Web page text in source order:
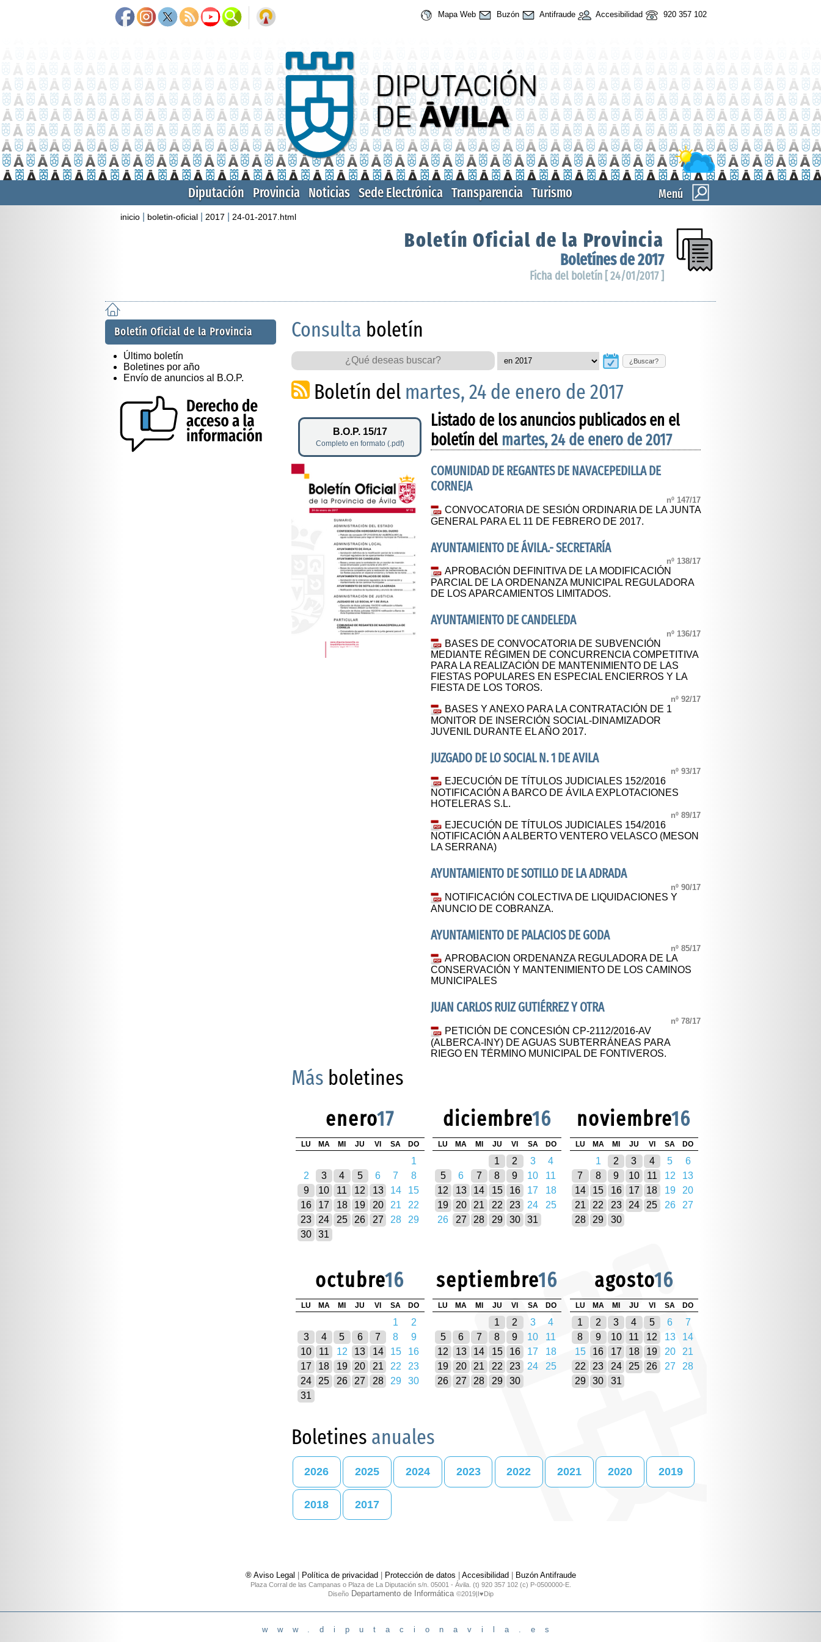
Mapa Web Buzón Antifraude Accesibilidad 920 357 102
Menú
Diputación Provincia Noticias Sede Electrónica Transparencia Turismo
inicio boletin-oficial 2017 24-01-2017.html
Boletín Oficial de la Provincia
Boletínes de 2017
Ficha del boletín [ 24/01/2017 ]
Boletín Oficial de la Provincia
Último boletín
Boletines por año
Envío de anuncios al B.O.P.
Consulta boletín
¿Buscar?
Boletín del martes, 24 de enero de 2017
B.O.P. 15/17
Completo en formato (.pdf)
Listado de los anuncios publicados en el
boletín del martes, 24 de enero de 2017
COMUNIDAD DE REGANTES DE NAVACEPEDILLA DE
CORNEJA
nº 147/17
CONVOCATORIA DE SESIÓN ORDINARIA DE LA JUNTA
GENERAL PARA EL 11 DE FEBRERO DE 2017.
AYUNTAMIENTO DE ÁVILA.- SECRETARÍA
nº 138/17
APROBACIÓN DEFINITIVA DE LA MODIFICACIÓN
PARCIAL DE LA ORDENANZA MUNICIPAL REGULADORA
DE LOS APARCAMIENTOS LIMITADOS.
AYUNTAMIENTO DE CANDELEDA
nº 136/17
BASES DE CONVOCATORIA DE SUBVENCIÓN
MEDIANTE RÉGIMEN DE CONCURRENCIA COMPETITIVA
PARA LA REALIZACIÓN DE MANTENIMIENTO DE LAS
FIESTAS POPULARES EN ESPECIAL ENCIERROS Y LA
FIESTA DE LOS TOROS.
nº 92/17
BASES Y ANEXO PARA LA CONTRATACIÓN DE 1
MONITOR DE INSERCIÓN SOCIAL-DINAMIZADOR
JUVENIL DURANTE EL AÑO 2017.
JUZGADO DE LO SOCIAL N. 1 DE AVILA
nº 93/17
EJECUCIÓN DE TÍTULOS JUDICIALES 152/2016
NOTIFICACIÓN A BARCO DE ÁVILA EXPLOTACIONES
HOTELERAS S.L.
nº 89/17
EJECUCIÓN DE TÍTULOS JUDICIALES 154/2016
NOTIFICACIÓN A ALBERTO VENTERO VELASCO (MESON
LA SERRANA)
AYUNTAMIENTO DE SOTILLO DE LA ADRADA
nº 90/17
NOTIFICACIÓN COLECTIVA DE LIQUIDACIONES Y
ANUNCIO DE COBRANZA.
AYUNTAMIENTO DE PALACIOS DE GODA
nº 85/17
APROBACION ORDENANZA REGULADORA DE LA
CONSERVACIÓN Y MANTENIMIENTO DE LOS CAMINOS
MUNICIPALES
JUAN CARLOS RUIZ GUTIÉRREZ Y OTRA
nº 78/17
PETICIÓN DE CONCESIÓN CP-2112/2016-AV
(ALBERCA-INY) DE AGUAS SUBTERRÁNEAS PARA
RIEGO EN TÉRMINO MUNICIPAL DE FONTIVEROS.
Más boletines
enero17
LU MA MI JU VI SA DO
1
2
3 4 5 6 7
8
9
10 11 12 13 14
15
16
17 18 19 20 21
22
23
24 25 26 27 28
29
30
31
diciembre16
LU MA MI JU VI SA DO
1 2 3
4
5
6 7 8 9 10
11
12
13 14 15 16 17
18
19
20 21 22 23 24
25
26
27 28 29 30 31
noviembre16
LU MA MI JU VI SA DO
1 2 3 4 5
6
7
8 9 10 11 12
13
14
15 16 17 18 19
20
21
22 23 24 25 26
27
28
29 30
octubre16
LU MA MI JU VI SA DO
1
2
3
4 5 6 7 8
9
10
11 12 13 14 15
16
17
18 19 20 21 22
23
24
25 26 27 28 29
30
31
septiembre16
LU MA MI JU VI SA DO
1 2 3
4
5
6 7 8 9 10
11
12
13 14 15 16 17
18
19
20 21 22 23 24
25
26
27 28 29 30
agosto16
LU MA MI JU VI SA DO
1 2 3 4 5 6
7
8
9 10 11 12 13
14
15
16 17 18 19 20
21
22
23 24 25 26 27
28
29
30 31
Boletines anuales
2026 2025 2024 2023 2022 2021 2020 2019
2018 2017
® Aviso Legal | Política de privacidad| Protección de datos | Accesibilidad| Buzón Antifraude
Plaza Corral de las Campanas o Plaza de La Diputación s/n. 05001 - Ávila. (t) 920 357 102 (c) P-0500000-E.
DiseñoDepartamento de Informática ©2019|I♥Dip
www.diputacionavila.es